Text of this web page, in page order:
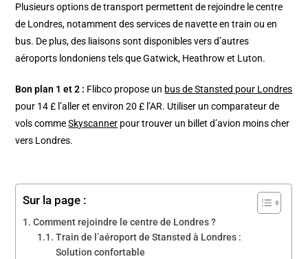
Plusieurs options de transport permettent de rejoindre le centre
de Londres, notamment des services de navette en train ou en
bus. De plus, des liaisons sont disponibles vers d’autres
aéroports londoniens tels que Gatwick, Heathrow et Luton.
Bon plan 1 et 2 : Flibco propose un bus de Stansted pour Londres
pour 14 £ l’aller et environ 20 £ l’AR. Utiliser un comparateur de
vols commeSkyscanner pour trouver un billet d’avion moins cher
vers Londres.
Sur la page :
Comment rejoindre le centre de Londres ?
Train de l’aéroport de Stansted à Londres :
Solution confortable